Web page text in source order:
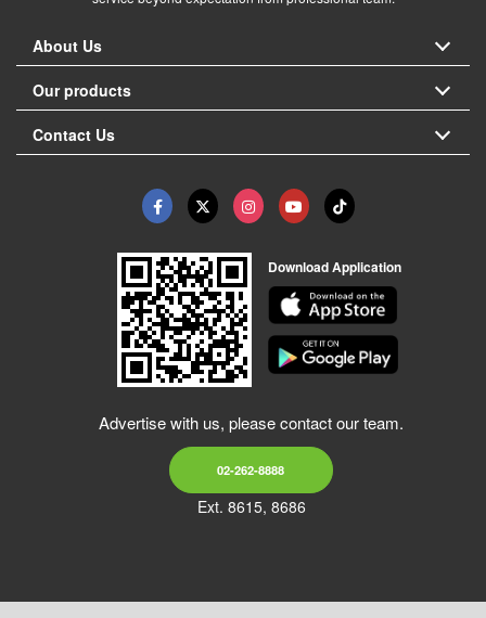
About Us
Our products
Contact Us
Download Application
Advertise with us, please contact our team.
02-262-8888
Ext. 8615, 8686